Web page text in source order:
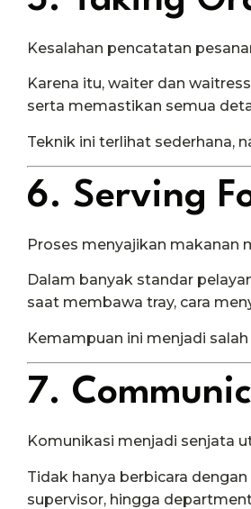
Kesalahan pencatatan
Karena itu, waiter dan
serta memastikan semua
Teknik ini terlihat sederhana,
6. Serving
Proses menyajikan makanan
Dalam banyak standar
saat membawa tray, cara
Kemampuan ini menjadi
7.
Komunikasi menjadi senjata
Tidak hanya berbicara
supervisor, hingga